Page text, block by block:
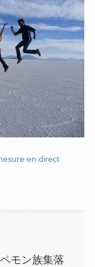
en direct
モン族集落